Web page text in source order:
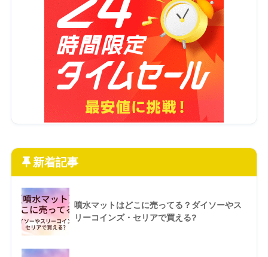
新着記事
噴水マットはどこに売ってる？ダイソーやス
リーコインズ・セリアで買える?